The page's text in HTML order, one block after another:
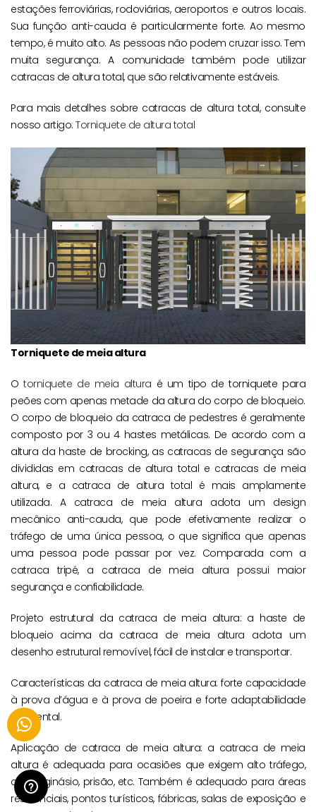
estações ferroviárias, rodoviárias, aeroportos e outros locais.
Sua função anti-cauda é particularmente forte. Ao mesmo
tempo, é muito alto. As pessoas não podem cruzar isso. Tem
muita segurança. A comunidade também pode utilizar
catracas de altura total, que são relativamente estáveis.
Para mais detalhes sobre catracas de altura total, consulte
nosso artigo: Torniquete de altura total
Torniquete de meia altura
Otorniquete de meia altura é um tipo de torniquete para
peões com apenas metade da altura do corpo de bloqueio.
O corpo de bloqueio da catraca de pedestres é geralmente
composto por 3 ou 4 hastes metálicas. De acordo com a
altura da haste de brocking, as catracas de segurança são
divididas em catracas de altura total e catracas de meia
altura, e a catraca de altura total é mais amplamente
utilizada. A catraca de meia altura adota um design
mecânico anti-cauda, que pode efetivamente realizar o
tráfego de uma única pessoa, o que significa que apenas
uma pessoa pode passar por vez. Comparada com a
catraca tripé, a catraca de meia altura possui maior
segurança e confiabilidade.
Projeto estrutural da catraca de meia altura: a haste de
bloqueio acima da catraca de meia altura adota um
desenho estrutural removível, fácil de instalar e transportar.
Características da catraca de meia altura: forte capacidade
à prova d’água e à prova de poeira e forte adaptabilidade
ambiental.
Aplicação de catraca de meia altura: a catraca de meia
altura é adequada para ocasiões que exigem alto tráfego,
como ginásio, prisão, etc. Também é adequado para áreas
residenciais, pontos turísticos, fábricas, salas de exposição e